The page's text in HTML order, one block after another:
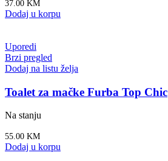
37.00 KM
Dodaj u korpu
Uporedi
Brzi pregled
Dodaj na listu želja
Toalet za mačke Furba Top Chic
Na stanju
55.00 KM
Dodaj u korpu